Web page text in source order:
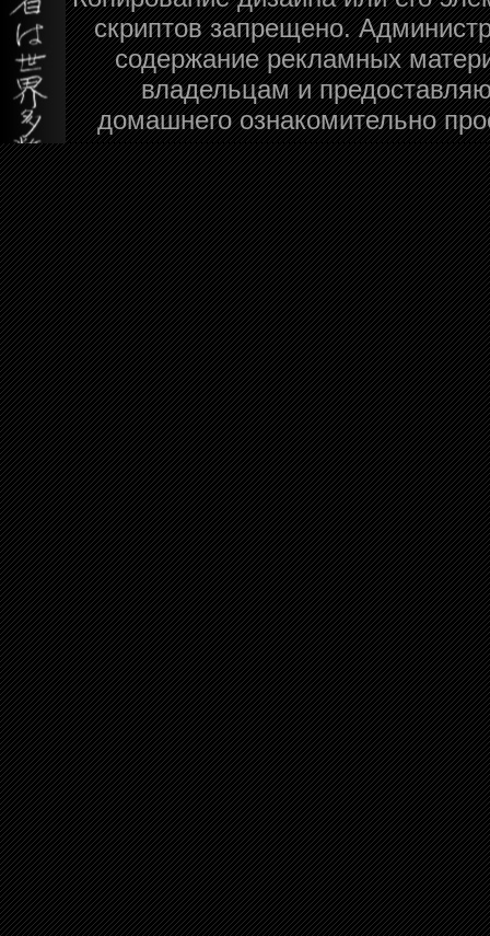
скриптов запрещено.
содержание рекламных
владельцам и
домашнего ознакомительно